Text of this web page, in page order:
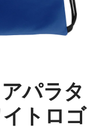
パラタ
トロゴ